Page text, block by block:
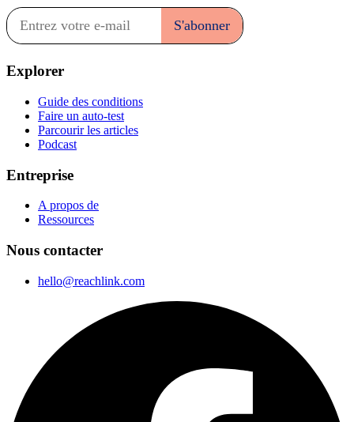
Explorer
Guide des conditions
Faire un auto-test
Parcourir les articles
Podcast
Entreprise
A propos de
Ressources
Nous contacter
hello@reachlink.com